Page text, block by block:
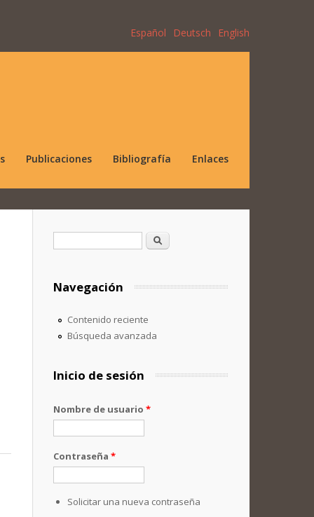
Español Deutsch English
Publicaciones Bibliografía Enlaces
Formulario de búsqueda
Buscar
Navegación
Contenido reciente
Búsqueda avanzada
Inicio de sesión
Nombre de usuario *
Contraseña *
Solicitar una nueva contraseña